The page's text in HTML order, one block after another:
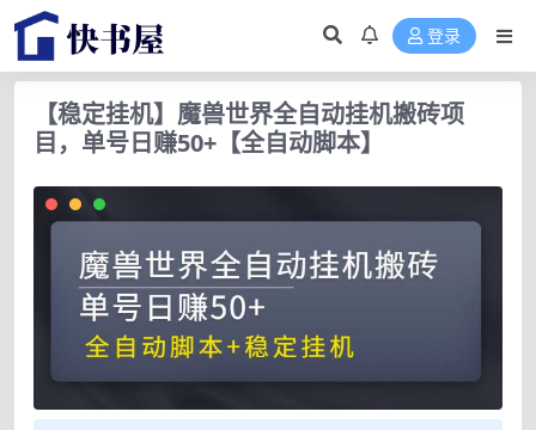
登录
【稳定挂机】魔兽世界全自动挂机搬砖项
目，单号日赚50+【全自动脚本】